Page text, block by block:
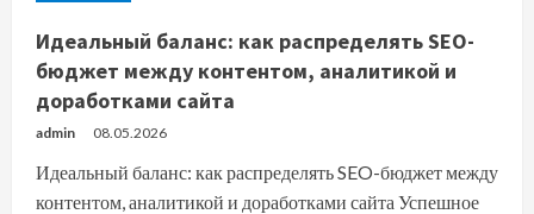
по
структуре
сайта:
пошаговое
руководство
Идеальный баланс: как распределять SEO-
бюджет между контентом, аналитикой и
доработками сайта
admin 08.05.2026
Идеальный баланс: как распределять SEO-бюджет между
контентом, аналитикой и доработками сайта Успешное